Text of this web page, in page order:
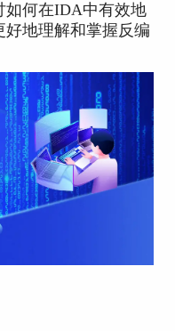
如何在IDA中有效地
地理解和掌握反编